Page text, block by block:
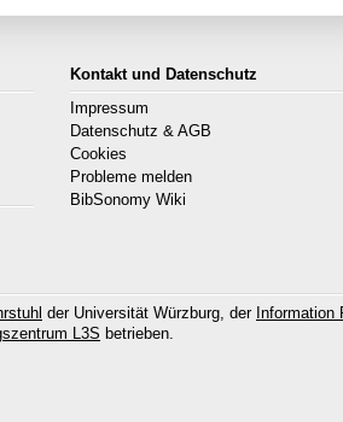
Kontakt und Datenschutz
Impressum
Datenschutz & AGB
Cookies
Probleme melden
BibSonomy Wiki
der Universität Würzburg, der Information
L3S betrieben.